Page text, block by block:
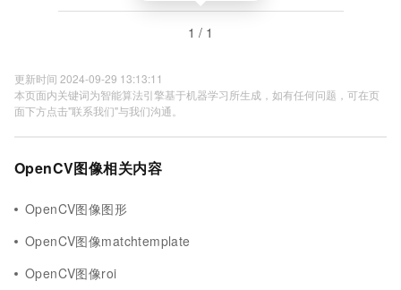
1 / 1
更新时间 2024-09-29 13:13:11
本页面内关键词为智能算法引擎基于机器学习所生成，如有任何问题，可在页
面下方点击"联系我们"与我们沟通。
OpenCV图像相关内容
OpenCV图像图形
OpenCV图像matchtemplate
OpenCV图像roi